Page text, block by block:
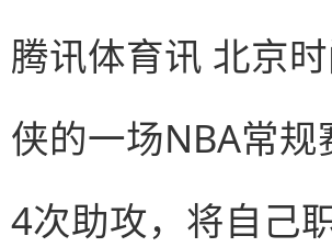
腾讯体育讯 北京
侠的一场NBA常
4次助攻，将自己